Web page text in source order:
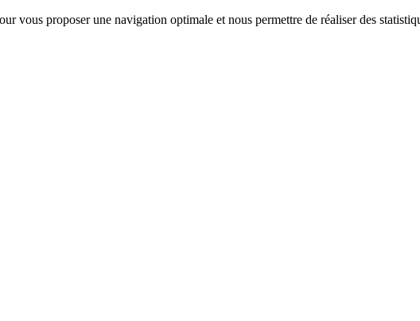
vous proposer une navigation optimale et nous permettre de réaliser des